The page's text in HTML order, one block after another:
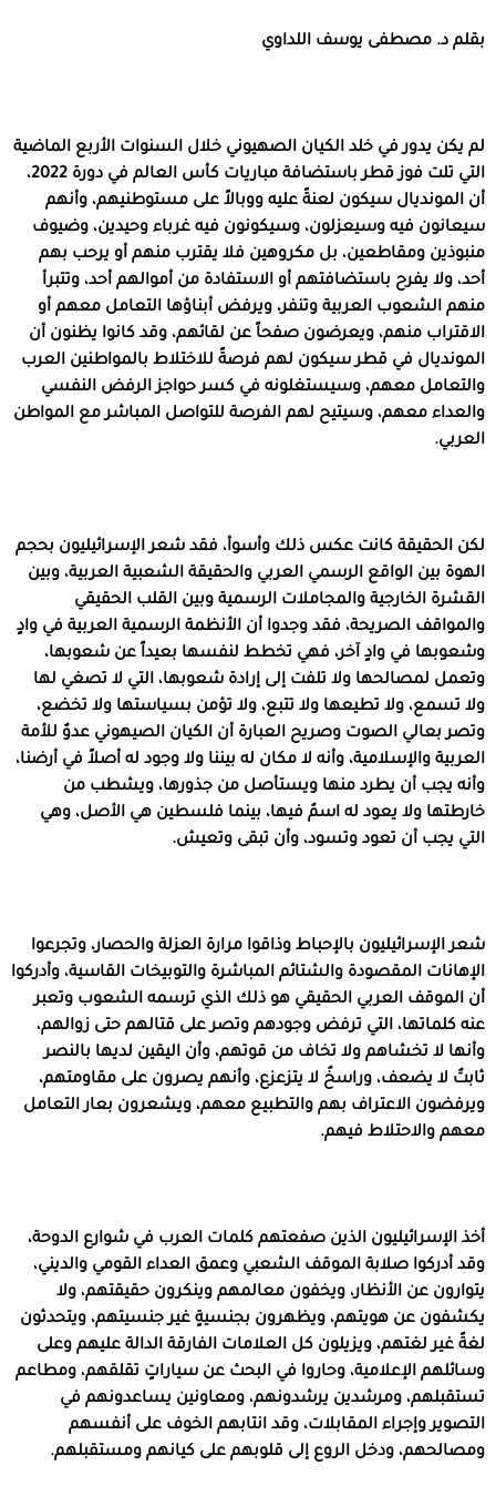
بقلم د. مصطفى يوسف اللداوي
لم يكن يدور في خلد الكيان الصهيوني خلال السنوات الأربع الماضية
التي تلت فوز قطر باستضافة مباريات كأس العالم في دورة 2022،
أن المونديال سيكون لعنةً عليه ووبالاً على مستوطنيهم، وأنهم
سيعانون فيه وسيعزلون، وسيكونون فيه غرباء وحيدين، وضيوف
منبوذين ومقاطعين، بل مكروهين فلا يقترب منهم أو يرحب بهم
أحد، ولا يفرح باستضافتهم أو الاستفادة من أموالهم أحد، وتتبرأ
منهم الشعوب العربية وتنفر، ويرفض أبناؤها التعامل معهم أو
الاقتراب منهم، ويعرضون صفحاً عن لقائهم، وقد كانوا يظنون أن
المونديال في قطر سيكون لهم فرصةً للاختلاط بالمواطنين العرب
والتعامل معهم، وسيستغلونه في كسر حواجز الرفض النفسي
والعداء معهم، وسيتيح لهم الفرصة للتواصل المباشر مع المواطن
العربي.
لكن الحقيقة كانت عكس ذلك وأسوأ، فقد شعر الإسرائيليون بحجم
الهوة بين الواقع الرسمي العربي والحقيقة الشعبية العربية، وبين
القشرة الخارجية والمجاملات الرسمية وبين القلب الحقيقي
والمواقف الصريحة، فقد وجدوا أن الأنظمة الرسمية العربية في وادٍ
وشعوبها في وادٍ آخر، فهي تخطط لنفسها بعيداً عن شعوبها،
وتعمل لمصالحها ولا تلفت إلى إرادة شعوبها، التي لا تصغي لها
ولا تسمع، ولا تطيعها ولا تتبع، ولا تؤمن بسياستها ولا تخضع،
وتصر بعالي الصوت وصريح العبارة أن الكيان الصيهوني عدوٌ للأمة
العربية والإسلامية، وأنه لا مكان له بيننا ولا وجود له أصلاً في أرضنا،
وأنه يجب أن يطرد منها ويستأصل من جذورها، ويشطب من
خارطتها ولا يعود له اسمٌ فيها، بينما فلسطين هي الأصل، وهي
التي يجب أن تعود وتسود، وأن تبقى وتعيش.
شعر الإسرائيليون بالإحباط وذاقوا مرارة العزلة والحصار، وتجرعوا
الإهانات المقصودة والشتائم المباشرة والتوبيخات القاسية، وأدركوا
أن الموقف العربي الحقيقي هو ذلك الذي ترسمه الشعوب وتعبر
عنه كلماتها، التي ترفض وجودهم وتصر على قتالهم حتى زوالهم،
وأنها لا تخشاهم ولا تخاف من قوتهم، وأن اليقين لديها بالنصر
ثابتٌ لا يضعف، وراسخٌ لا يتزعزع، وأنهم يصرون على مقاومتهم،
ويرفضون الاعتراف بهم والتطبيع معهم، ويشعرون بعار التعامل
معهم والاحتلاط فيهم.
أخذ الإسرائيليون الذين صفعتهم كلمات العرب في شوارع الدوحة،
وقد أدركوا صلابة الموقف الشعبي وعمق العداء القومي والديني،
يتوارون عن الأنظار، ويخفون معالمهم وينكرون حقيقتهم، ولا
يكشفون عن هويتهم، ويظهرون بجنسيةٍ غير جنسيتهم، ويتحدثون
لغةً غير لغتهم، ويزيلون كل العلامات الفارقة الدالة عليهم وعلى
وسائلهم الإعلامية، وحاروا في البحث عن سياراتٍ تقلقهم، ومطاعم
تستقبلهم، ومرشدين يرشدونهم، ومعاونين يساعدونهم في
التصوير وإجراء المقابلات، وقد انتابهم الخوف على أنفسهم
ومصالحهم، ودخل الروع إلى قلوبهم على كيانهم ومستقبلهم.